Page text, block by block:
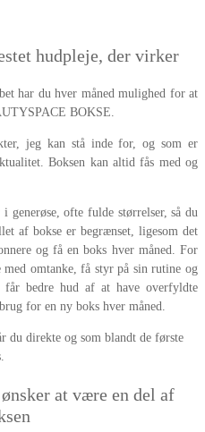
hudpleje, der virker
har du hver måned mulighed for at
BOKSE.
jeg kan stå inde for, og som er
Boksen kan altid fås med og
generøse, ofte fulde størrelser, så du
af bokse er begrænset, ligesom det
og få en boks hver måned. For
omtanke, få styr på sin rutine og
bedre hud af at have overfyldte
for en ny boks hver måned.
du direkte og som blandt de første
at være en del af